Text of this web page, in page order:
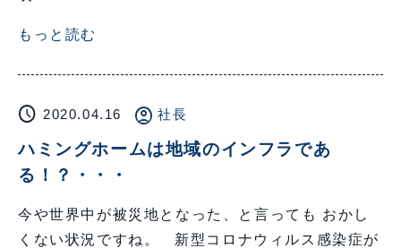
もっと読む
schedule 2020.04.16 account_circle 社長
ハミングホームは地域のインフラであ
る！？・・・
今や世界中が被災地となった、と言っても おかし
くない状況ですね。 新型コロナウィルス感染症が